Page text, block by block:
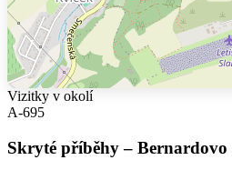
Vizitky v okolí
A-695
Skryté příběhy – Bernardovo